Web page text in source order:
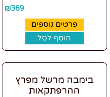
₪369
פרטים נוספים
הוסף לסל
בימבה מרשל מפרץ
ההרפתקאות